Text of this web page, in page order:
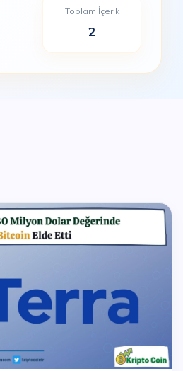
Toplam İçerik
2